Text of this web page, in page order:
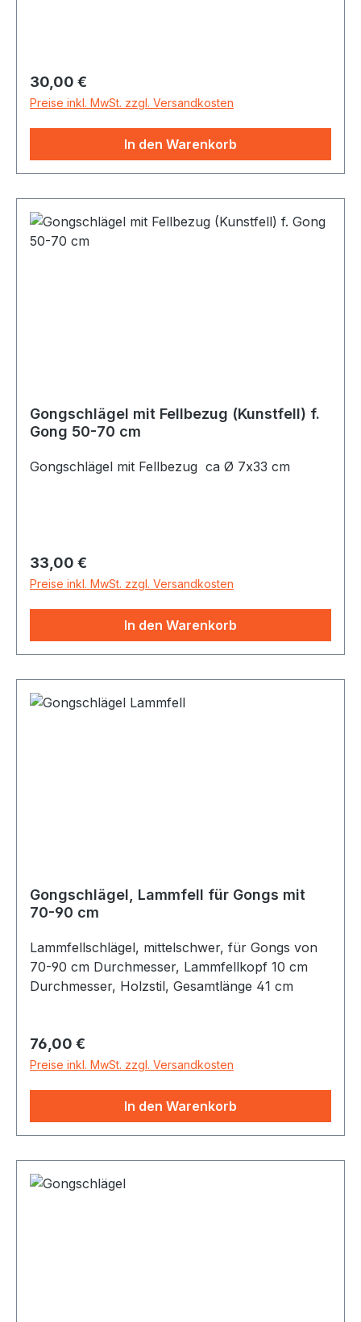
Regulärer Preis:
30,00 €
Preise inkl. MwSt. zzgl. Versandkosten
In den Warenkorb
Gongschlägel mit Fellbezug (Kunstfell) f.
Gong 50-70 cm
Gongschlägel mit Fellbezug ca Ø 7x33 cm
Regulärer Preis:
33,00 €
Preise inkl. MwSt. zzgl. Versandkosten
In den Warenkorb
Gongschlägel, Lammfell für Gongs mit
70-90 cm
Lammfellschlägel, mittelschwer, für Gongs von
70-90 cm Durchmesser, Lammfellkopf 10 cm
Durchmesser, Holzstil, Gesamtlänge 41 cm
Regulärer Preis:
76,00 €
Preise inkl. MwSt. zzgl. Versandkosten
In den Warenkorb